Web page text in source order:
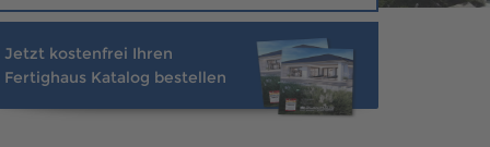
MUSTERHAUS FINDEN
Jetzt kostenfrei Ihren
Fertighaus Katalog bestellen